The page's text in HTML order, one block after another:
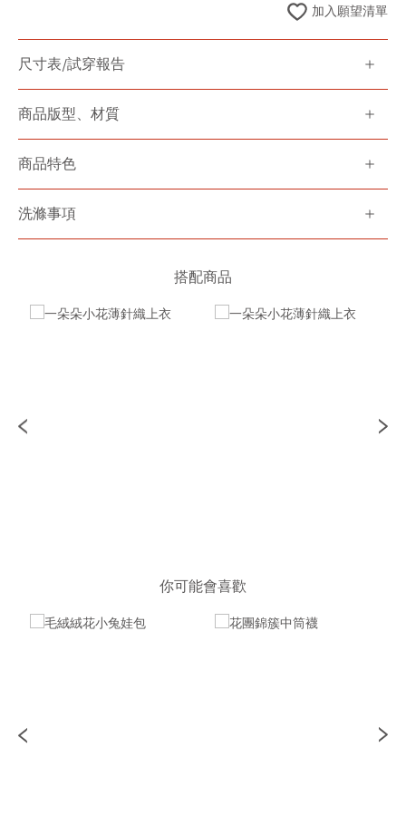
加入願望清單
尺寸表/試穿報告
商品版型、材質
商品特色
洗滌事項
搭配商品
你可能會喜歡